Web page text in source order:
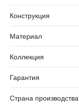
Конструкция
Материал
Коллекция
Гарантия
Страна производства